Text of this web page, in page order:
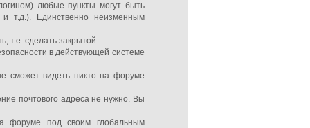
любые пункты могут быть
т.д.). Единственно неизменным
т.е. сделать закрытой.
в действующей системе
сможет видеть никто на форуме
почтового адреса не нужно. Вы
форуме под своим глобальным